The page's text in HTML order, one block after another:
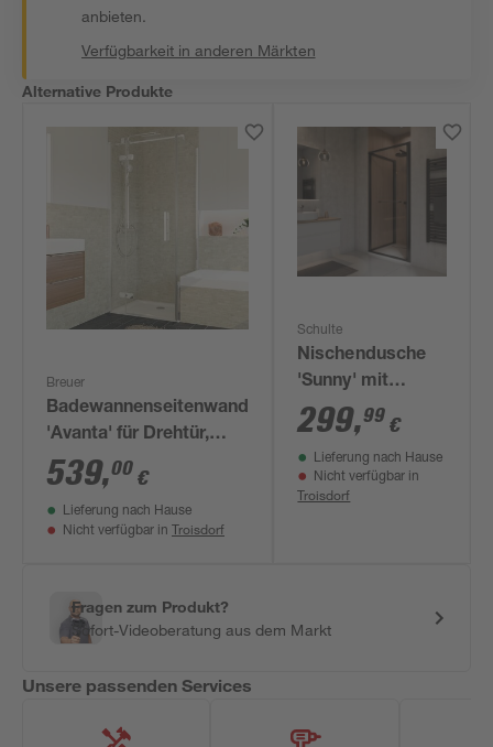
anbieten.
Verfügbarkeit in anderen Märkten
Alternative Produkte
Breuer
Badewannenseitenwand
'Avanta' für Drehtür,
teilgerahmt,
Chromoptik, 80 x 175
cm
539,00 €
Lieferung nach Hause
Nicht verfügbar in Troisdorf
Schulte
Nischendusche
'Sunny' mit
Schwenk-
Schiebetür klar
schwarz 84 x 90 x
190 cm
299,99 €
Lieferung nach Hause
Nicht verfügbar in
Troisdorf
Fragen zum Produkt?
Sofort-Videoberatung aus dem Markt
Unsere passenden Services